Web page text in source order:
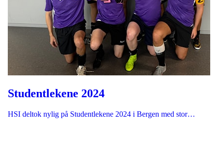
Studentlekene 2024
HSI deltok nylig på Studentlekene 2024 i Bergen med stor…